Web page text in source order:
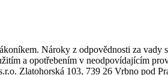
Nároky z odpovědnosti za vady
a opotřebením v neodpovídajícím
Zlatohorská 103, 739 26 Vrbno pod